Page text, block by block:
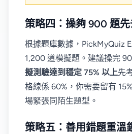
策略四：操夠 900 題
根據題庫數據，PickMyQuiz
1,200 道模擬題。建議操完
擬測驗達到穩定 75% 以上先
格線係 60%，你需要留有
場緊張同陌生題型。
策略五：善用錯題重溫